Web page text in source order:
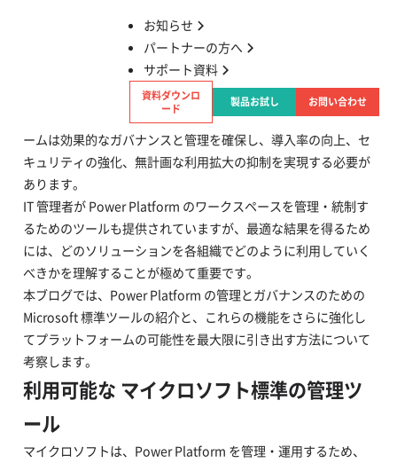
お知らせ
パートナーの方へ
サポート資料
資料ダウンロ
ード
製品お試し お問い合わせ
AvePoint で Power Platform の管理機能を強
Microsoft Power Platform への注目がますます高まる中、IT チ
ームは効果的なガバナンスと管理を確保し、導入率の向上、セ
キュリティの強化、無計画な利用拡大の抑制を実現する必要が
あります。
IT 管理者が Power Platform のワークスペースを管理・統制す
るためのツールも提供されていますが、最適な結果を得るため
には、どのソリューションを各組織でどのように利用していく
べきかを理解することが極めて重要です。
本ブログでは、Power Platform の管理とガバナンスのための
Microsoft 標準ツールの紹介と、これらの機能をさらに強化し
てプラットフォームの可能性を最大限に引き出す方法について
考察します。
利用可能な マイクロソフト標準の管理ツ
ール
マイクロソフトは、Power Platform を管理・運用するため、